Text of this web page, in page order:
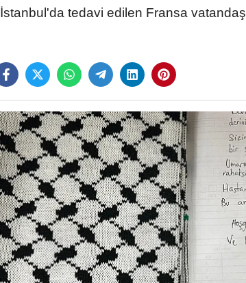
İstanbul'da tedavi edilen Fransa